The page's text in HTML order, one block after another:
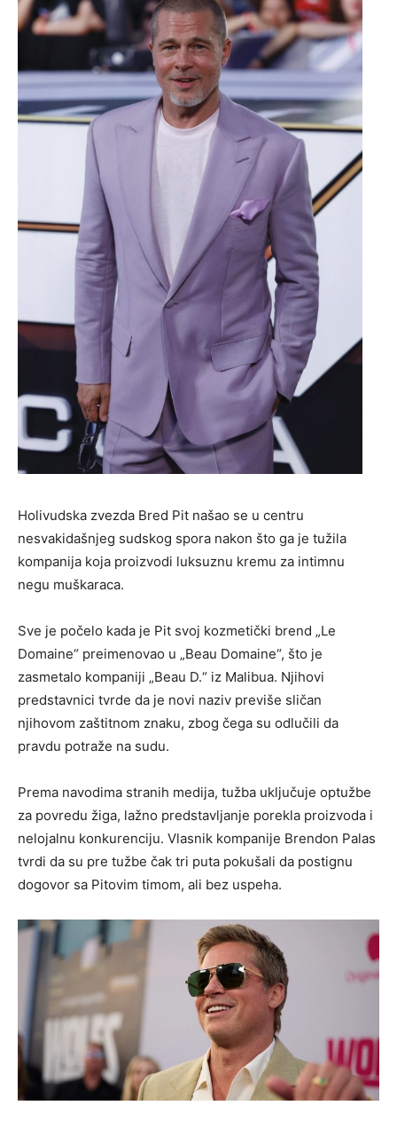
Holivudska zvezda Bred Pit našao se u centru
nesvakidašnjeg sudskog spora nakon što ga je tužila
kompanija koja proizvodi luksuznu kremu za intimnu
negu muškaraca.
Sve je počelo kada je Pit svoj kozmetički brend „Le
Domaine“ preimenovao u „Beau Domaine“, što je
zasmetalo kompaniji „Beau D.“ iz Malibua. Njihovi
predstavnici tvrde da je novi naziv previše sličan
njihovom zaštitnom znaku, zbog čega su odlučili da
pravdu potraže na sudu.
Prema navodima stranih medija, tužba uključuje optužbe
za povredu žiga, lažno predstavljanje porekla proizvoda i
nelojalnu konkurenciju. Vlasnik kompanije Brendon Palas
tvrdi da su pre tužbe čak tri puta pokušali da postignu
dogovor sa Pitovim timom, ali bez uspeha.